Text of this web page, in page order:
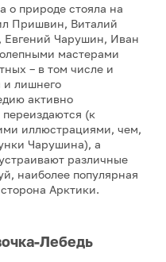
о природе стояла на
Пришвин, Виталий
Евгений Чарушин, Иван
мастерами
– в том числе и
и лишнего
активно
(к
иллюстрациями, чем,
Чарушина), а
различные
наиболее популярная
Арктики.
Лебедь